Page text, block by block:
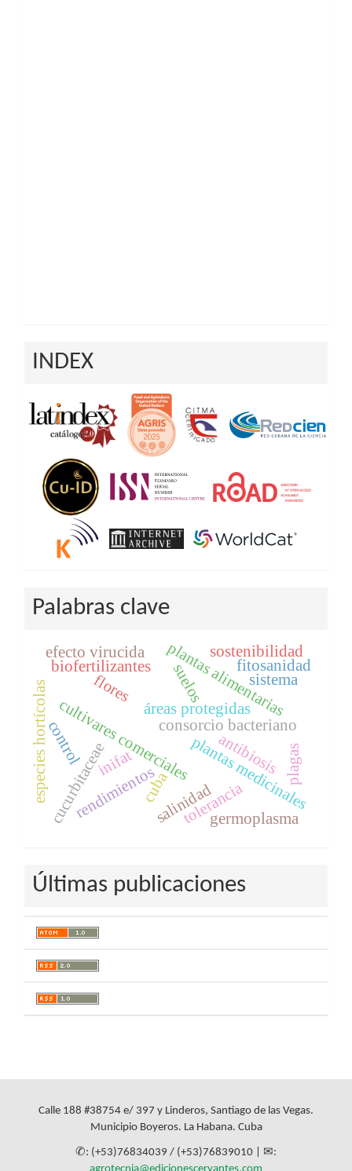
INDEX
Palabras clave
cultivares comerciales
rendimientos
flores
biofertilizantes
consorcio bacteriano
plantas alimentarias
especies hortícolas plantas medicinales
áreas protegidas
cucurbitaceae cubasalinidad
suelos
tolerancia
antibiosis plagas
control
sostenibilidad
germoplasma
fitosanidad
inifat
sistema
efecto virucida
Últimas publicaciones
Calle 188 #38754 e/ 397 y Linderos, Santiago de las Vegas.
Municipio Boyeros. La Habana. Cuba
✆: (+53)76834039 / (+53)76839010 | ✉: